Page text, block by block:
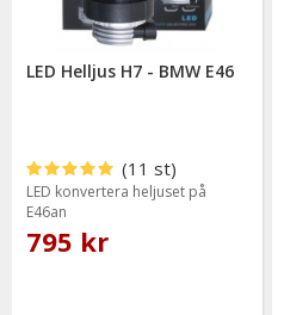
LED Helljus H7 - BMW E46
(11 st)
LED konvertera heljuset på
E46an
795 kr